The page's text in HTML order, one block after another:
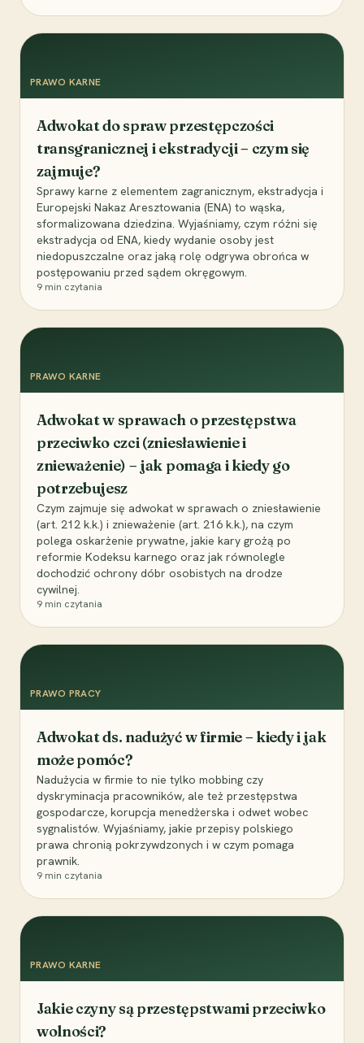
PRAWO KARNE
Adwokat do spraw przestępczości
transgranicznej i ekstradycji – czym się
zajmuje?
Sprawy karne z elementem zagranicznym, ekstradycja i
Europejski Nakaz Aresztowania (ENA) to wąska,
sformalizowana dziedzina. Wyjaśniamy, czym różni się
ekstradycja od ENA, kiedy wydanie osoby jest
niedopuszczalne oraz jaką rolę odgrywa obrońca w
postępowaniu przed sądem okręgowym.
9 min czytania
PRAWO KARNE
Adwokat w sprawach o przestępstwa
przeciwko czci (zniesławienie i
znieważenie) – jak pomaga i kiedy go
potrzebujesz
Czym zajmuje się adwokat w sprawach o zniesławienie
(art. 212 k.k.) i znieważenie (art. 216 k.k.), na czym
polega oskarżenie prywatne, jakie kary grożą po
reformie Kodeksu karnego oraz jak równolegle
dochodzić ochrony dóbr osobistych na drodze
cywilnej.
9 min czytania
PRAWO PRACY
Adwokat ds. nadużyć w firmie – kiedy i jak
może pomóc?
Nadużycia w firmie to nie tylko mobbing czy
dyskryminacja pracowników, ale też przestępstwa
gospodarcze, korupcja menedżerska i odwet wobec
sygnalistów. Wyjaśniamy, jakie przepisy polskiego
prawa chronią pokrzywdzonych i w czym pomaga
prawnik.
9 min czytania
PRAWO KARNE
Jakie czyny są przestępstwami przeciwko
wolności?